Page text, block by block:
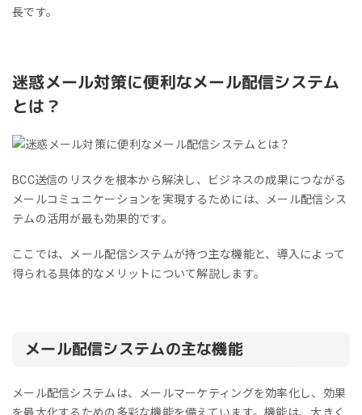
長です。
迷惑メール対策に便利なメール配信システム
とは？
BCC送信のリスクを根本から解決し、ビジネスの成果につながる
メールコミュニケーションを実現するためには、メール配信シス
テムの活用が最も効果的です。
ここでは、メール配信システムが持つ主な機能と、導入によって
得られる具体的なメリットについて解説します。
メール配信システムの主な機能
メール配信システムは、メールマーケティングを効率化し、効果